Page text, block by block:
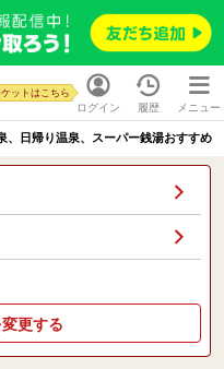
ログイン
ットはこちら
履歴 メニュー
、日帰り温泉、スーパー銭湯おすすめ
更する